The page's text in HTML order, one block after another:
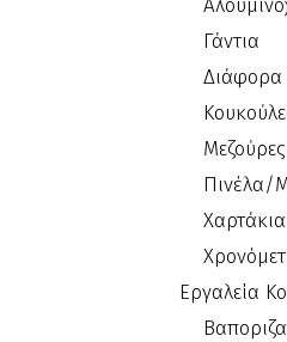
Γάντια
Διάφορα
Πινέλα/
Χαρτάκια
Εργαλεία